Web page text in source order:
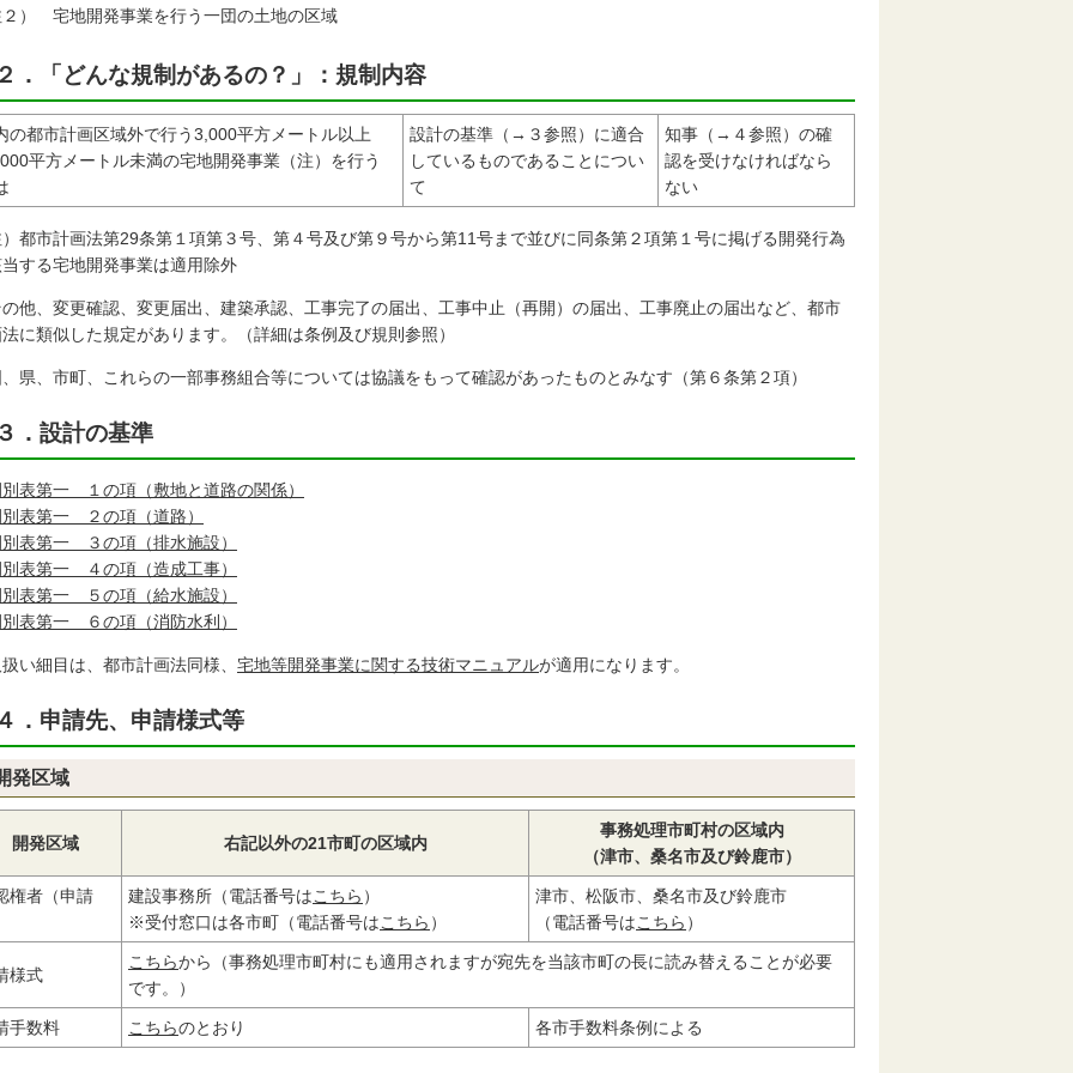
） 宅地開発事業を行う一団の土地の区域
．「どんな規制があるの？」：規制内容
の都市計画区域外で行う3,000平方メートル以上
平方メートル未満の宅地開発事業（注）を行う
設計の基準（→３参照）に適合
しているものであることについ
て
知事（→４参照）の確
認を受けなければなら
ない
都市計画法第29条第１項第３号、第４号及び第９号から第11号まで並びに同条第２項第１号に掲げる開発行為
する宅地開発事業は適用除外
他、変更確認、変更届出、建築承認、工事完了の届出、工事中止（再開）の届出、工事廃止の届出など、都市
に類似した規定があります。（詳細は条例及び規則参照）
県、市町、これらの一部事務組合等については協議をもって確認があったものとみなす（第６条第２項）
．設計の基準
表第一 １の項（敷地と道路の関係）
表第一 ２の項（道路）
表第一 ３の項（排水施設）
表第一 ４の項（造成工事）
表第一 ５の項（給水施設）
表第一 ６の項（消防水利）
い細目は、都市計画法同様、 宅地等開発事業に関する技術マニュアルが適用になります。
．申請先、申請様式等
発区域
開発区域 右記以外の21市町の区域内
事務処理市町村の区域内
（津市、桑名市及び鈴鹿市）
権者（申請
建設事務所（電話番号はこちら ）
※受付窓口は各市町（電話番号はこちら ）
津市、松阪市、桑名市及び鈴鹿市
（電話番号はこちら ）
様式
こちらから（事務処理市町村にも適用されますが宛先を当該市町の長に読み替えることが必要
です。）
手数料 こちらのとおり 各市手数料条例による